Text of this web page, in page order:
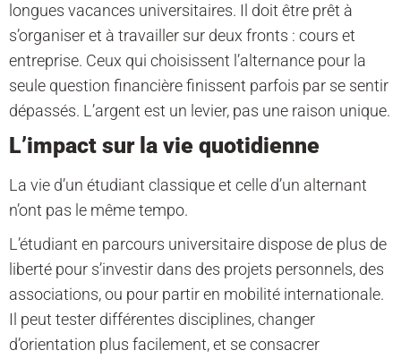
longues vacances universitaires. Il doit être prêt à
s’organiser et à travailler sur deux fronts : cours et
entreprise. Ceux qui choisissent l’alternance pour la
seule question financière finissent parfois par se sentir
dépassés. L’argent est un levier, pas une raison unique.
L’impact sur la vie quotidienne
La vie d’un étudiant classique et celle d’un alternant
n’ont pas le même tempo.
L’étudiant en parcours universitaire dispose de plus de
liberté pour s’investir dans des projets personnels, des
associations, ou pour partir en mobilité internationale.
Il peut tester différentes disciplines, changer
d’orientation plus facilement, et se consacrer